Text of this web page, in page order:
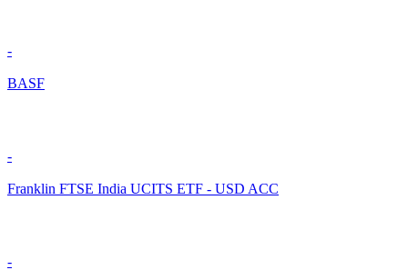
-
BASF
-
Franklin FTSE India UCITS ETF - USD ACC
-